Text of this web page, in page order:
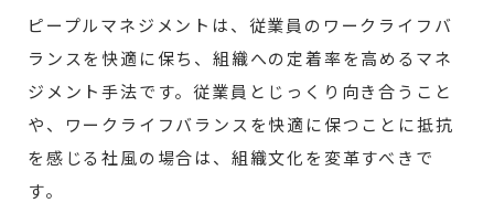
ピープルマネジメントは、従業員のワークライフバ
ランスを快適に保ち、組織への定着率を高めるマネ
ジメント手法です。従業員とじっくり向き合うこと
や、ワークライフバランスを快適に保つことに抵抗
を感じる社風の場合は、組織文化を変革すべきで
す。